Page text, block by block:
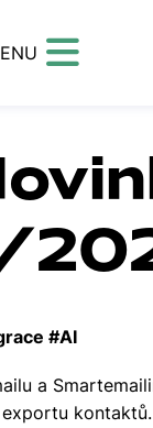
#AI
a